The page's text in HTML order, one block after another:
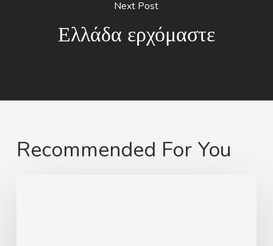
Next Post
Ελλάδα ερχόμαστε
Recommended For You